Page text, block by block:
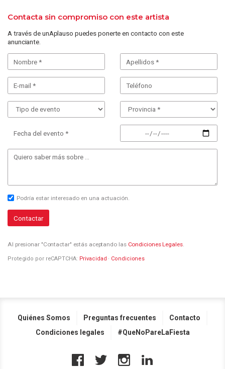
Contacta sin compromiso con este artista
A través de unAplauso puedes ponerte en contacto con este
anunciante.
Fecha del evento *
Podría estar interesado en una actuación.
Contactar
Al presionar "Contactar" estás aceptando las Condiciones Legales.
Protegido por reCAPTCHA: Privacidad · Condiciones
Quiénes Somos Preguntas frecuentes
Contacto
Condiciones legales
#QueNoPareLaFiesta